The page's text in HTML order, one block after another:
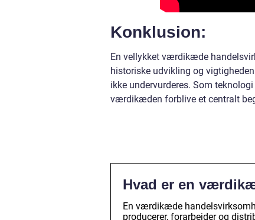
Konklusion:
En vellykket værdikæde
historiske udvikling og
ikke undervurderes. Som
værdikæden forblive et centralt
Hvad er en
En værdikæde
producerer, forarbejder og